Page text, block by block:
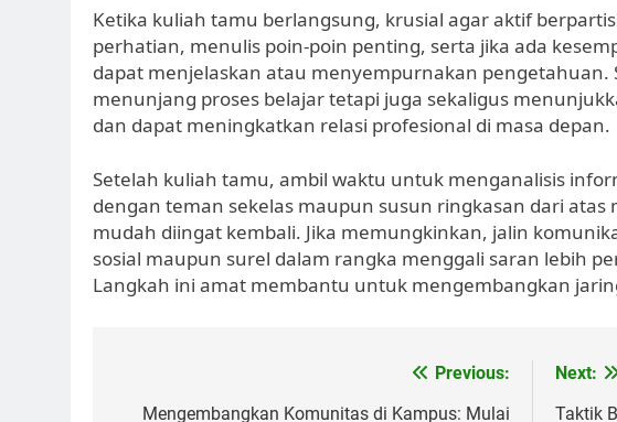
Ketika kuliah tamu berlangsung, krusial agar aktif
perhatian, menulis poin-poin penting, serta jika ada
dapat menjelaskan atau menyempurnakan pengetahuan.
menunjang proses belajar tetapi juga sekaligus
dan dapat meningkatkan relasi profesional di masa depan.
Setelah kuliah tamu, ambil waktu untuk menganalisis
dengan teman sekelas maupun susun ringkasan dari
mudah diingat kembali. Jika memungkinkan, jalin
sosial maupun surel dalam rangka menggali saran lebih
Langkah ini amat membantu untuk mengembangkan
Previous:
Mengembangkan Komunitas di Kampus: Mulai
Next:
Taktik